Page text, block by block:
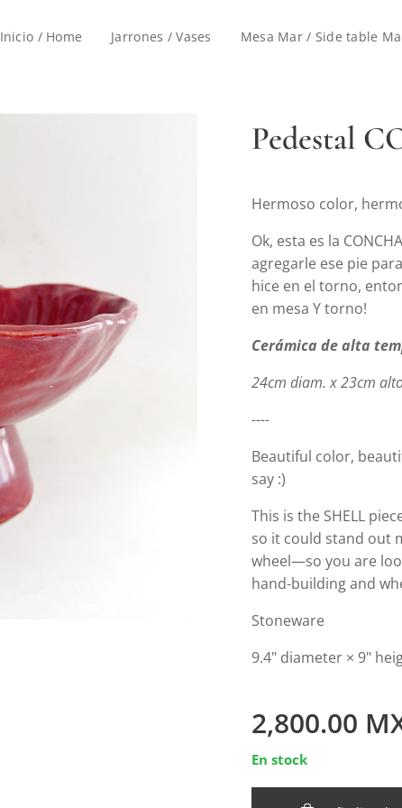
Inicio / Home Jarrones / Vases Mesa Mar / Side table
Pedestal
Hermoso color,
Ok, esta es la
agregarle ese pie
hice en el torno,
en mesa Y torno!
Cerámica de alta
24cm diam. x 23cm
----
Beautiful color,
say :)
This is the SHELL
so it could stand out
wheel—so you are
hand-building and
Stoneware
9.4" diameter × 9"
2,800.00
En stock